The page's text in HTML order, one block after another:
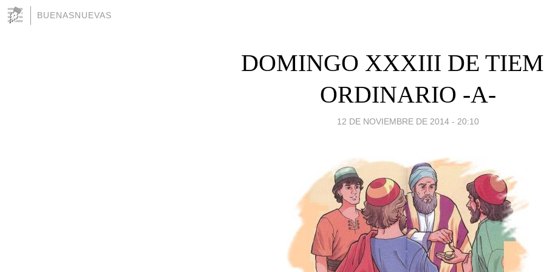
BUENASNUEVAS
DOMINGO XXXIII DE
ORDINARIO -A-
12 DE NOVIEMBRE DE 2014 - 20:10